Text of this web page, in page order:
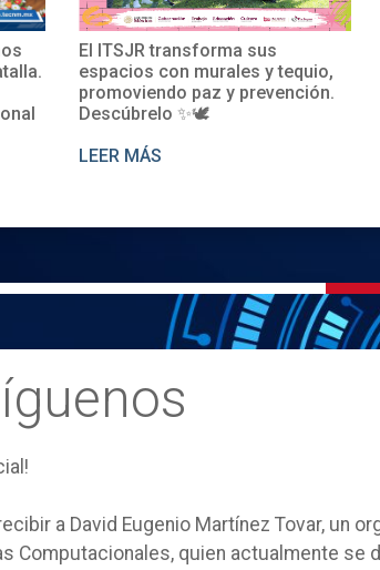
sus
murales y tequio,
paz y prevención.
✨🕊
El TecNM San
impulsa su
con la
Rosalío en un
a David Eugenio Martínez Tovar, un
Computacionales, quien actualmente se